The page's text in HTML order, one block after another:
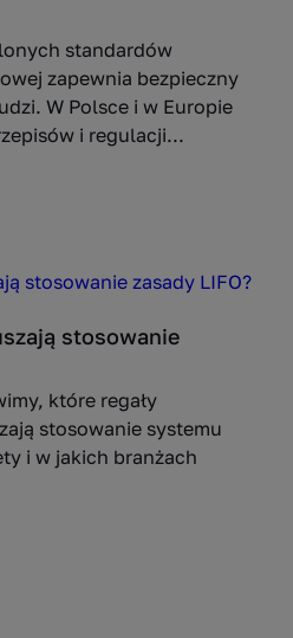
standardów
zapewnia bezpieczny
W Polsce i w Europie
i regulacji...
stosowanie
które regały
stosowanie systemu
i w jakich branżach